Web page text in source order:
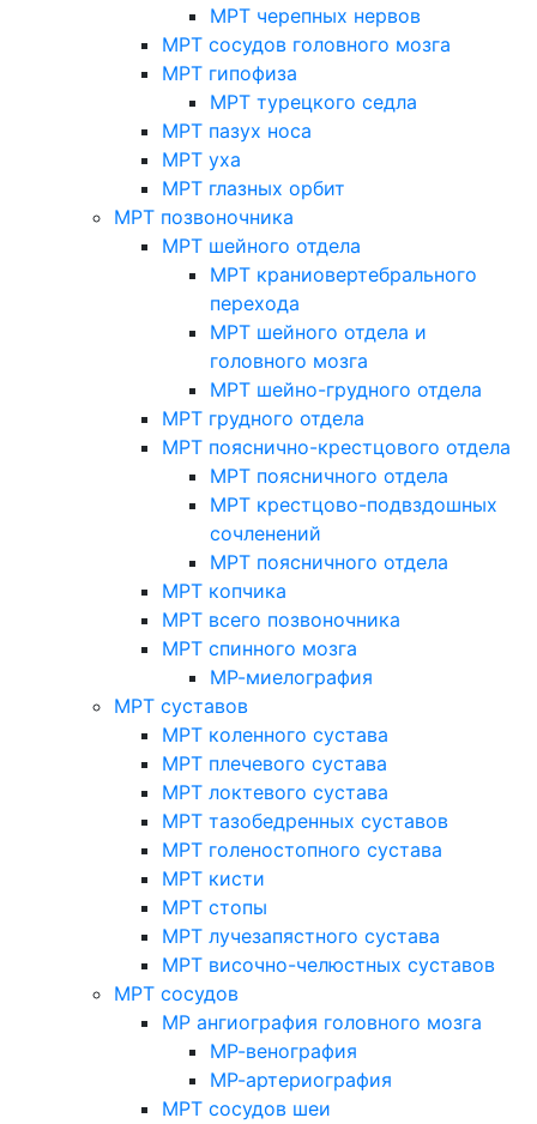
МРТ черепных нервов
МРТ сосудов головного мозга
МРТ гипофиза
МРТ турецкого седла
МРТ пазух носа
МРТ уха
МРТ глазных орбит
МРТ позвоночника
МРТ шейного отдела
МРТ краниовертебрального
перехода
МРТ шейного отдела и
головного мозга
МРТ шейно-грудного отдела
МРТ грудного отдела
МРТ пояснично-крестцового отдела
МРТ поясничного отдела
МРТ крестцово-подвздошных
сочленений
МРТ поясничного отдела
МРТ копчика
МРТ всего позвоночника
МРТ спинного мозга
МР-миелография
МРТ суставов
МРТ коленного сустава
МРТ плечевого сустава
МРТ локтевого сустава
МРТ тазобедренных суставов
МРТ голеностопного сустава
МРТ кисти
МРТ стопы
МРТ лучезапястного сустава
МРТ височно-челюстных суставов
МРТ сосудов
МР ангиография головного мозга
МР-венография
МР-артериография
МРТ сосудов шеи